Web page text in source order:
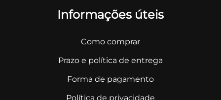
Informações úteis
Como comprar
Prazo e política de entrega
Forma de pagamento
Política de privacidade